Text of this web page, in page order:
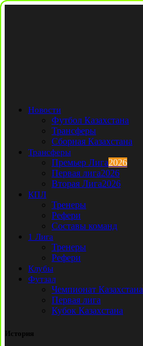
Новости
Футбол Казахстана
Трансферы
Сборная Казахстана
Трансферы
Премьер Лига2026
Первая лига2026
Вторая Лига2026
КПЛ
Тренеры
Рефери
Составы команд
1 Лига
Тренеры
Рефери
Клубы
Футзал
Чемпионат Казахстана
Первая лига
Кубок Казахстана
История